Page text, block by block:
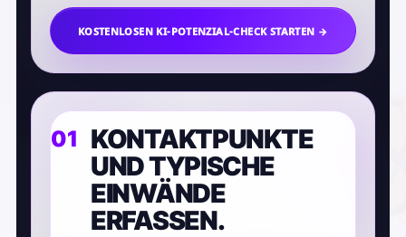
KOSTENLOSEN KI-POTENZIAL-CHECK STARTEN →
KONTAKTPUNKTE
UND TYPISCHE
EINWÄNDE
ERFASSEN.